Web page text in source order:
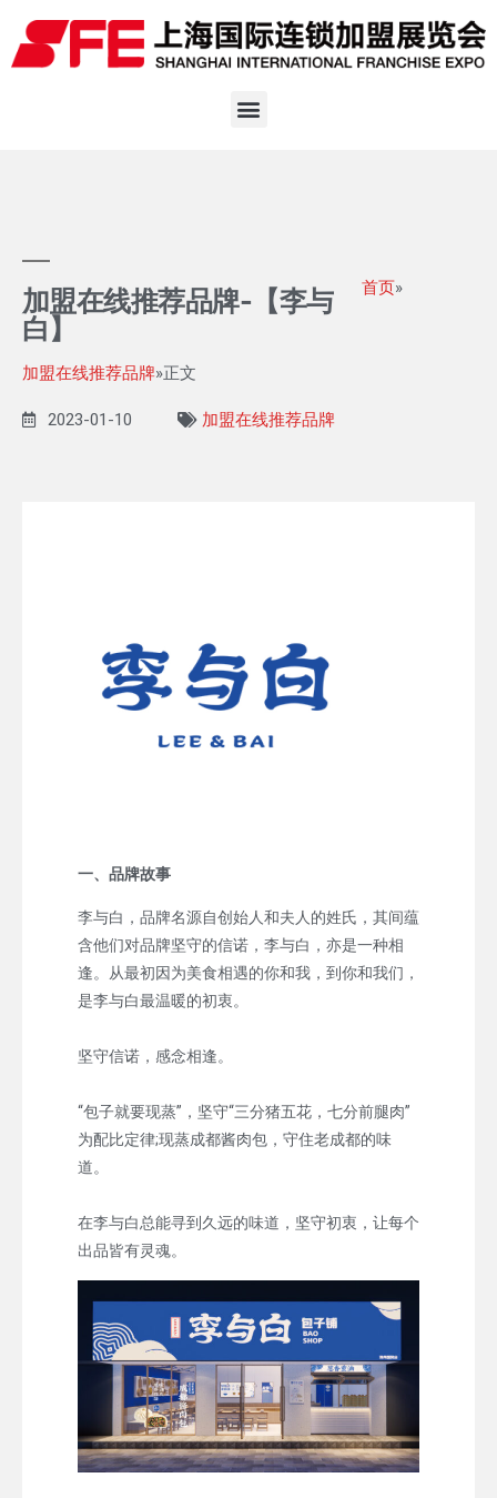
加盟在线推荐品牌-【李与
白】
首页»
加盟在线推荐品牌»正文
2023-01-10 加盟在线推荐品牌
一、品牌故事
李与白，品牌名源自创始人和夫人的姓氏，其间蕴
含他们对品牌坚守的信诺，李与白，亦是一种相
逢。从最初因为美食相遇的你和我，到你和我们，
是李与白最温暖的初衷。
坚守信诺，感念相逢。
“包子就要现蒸”，坚守“三分猪五花，七分前腿肉”
为配比定律;现蒸成都酱肉包，守住老成都的味
道。
在李与白总能寻到久远的味道，坚守初衷，让每个
出品皆有灵魂。